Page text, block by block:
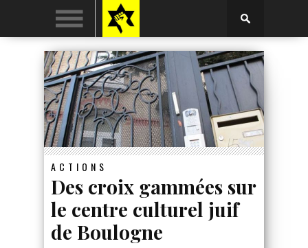
ACTIONS
Des croix gammées sur
le centre culturel juif
de Boulogne